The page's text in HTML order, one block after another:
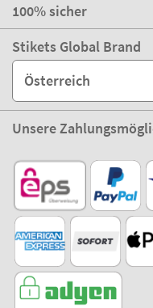
100% sicher
Stikets Global Brand
Österreich
Unsere